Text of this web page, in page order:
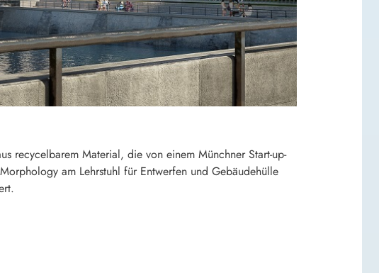
recycelbarem Material, die von einem Münchner Start-up-
am Lehrstuhl für Entwerfen und Gebäudehülle